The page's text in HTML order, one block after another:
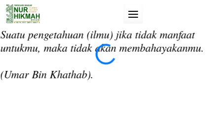
Skip
Suatu pengetahuan (ilmu) jika tidak manfaat
untukmu, maka tidak akan membahayakanmu.
(Umar Bin Khathab).